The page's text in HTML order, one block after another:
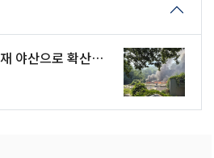
야산으로 확산…